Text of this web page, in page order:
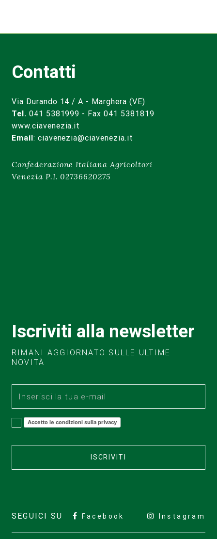
Contatti
Via Durando 14 / A - Marghera (VE)
Tel. 041 5381999 - Fax 041 5381819
www.ciavenezia.it
Email: ciavenezia@ciavenezia.it
Confederazione Italiana Agricoltori
Venezia P.I. 02736620275
Iscriviti alla newsletter
RIMANI AGGIORNATO SULLE ULTIME
NOVITÀ
Accetto le condizioni sulla privacy
ISCRIVITI
SEGUICI SU Facebook Instagram